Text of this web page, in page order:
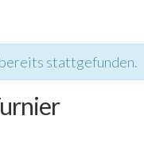
stattgefunden.